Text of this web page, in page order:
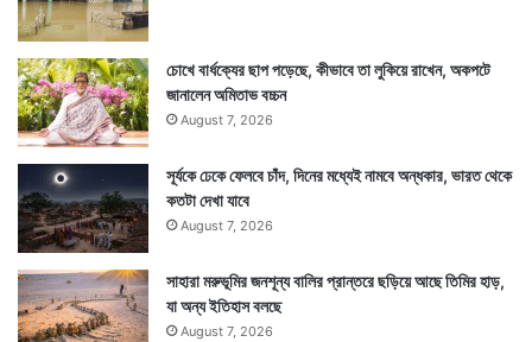
চোখে বার্ধক্যের ছাপ পড়েছে, কীভাবে তা লুকিয়ে রাখেন, অকপটে
জানালেন অমিতাভ বচ্চন
August 7, 2026
সূর্যকে ঢেকে ফেলবে চাঁদ, দিনের মধ্যেই নামবে অন্ধকার, ভারত থেকে
কতটা দেখা যাবে
August 7, 2026
সাহারা মরুভূমির জনশূন্য বালির প্রান্তরে ছড়িয়ে আছে তিমির হাড়,
যা অন্য ইতিহাস বলছে
August 7, 2026